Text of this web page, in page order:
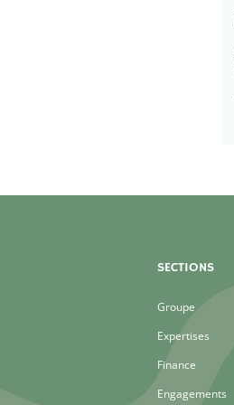
SECTIONS
Groupe
Expertises
Finance
Engagements